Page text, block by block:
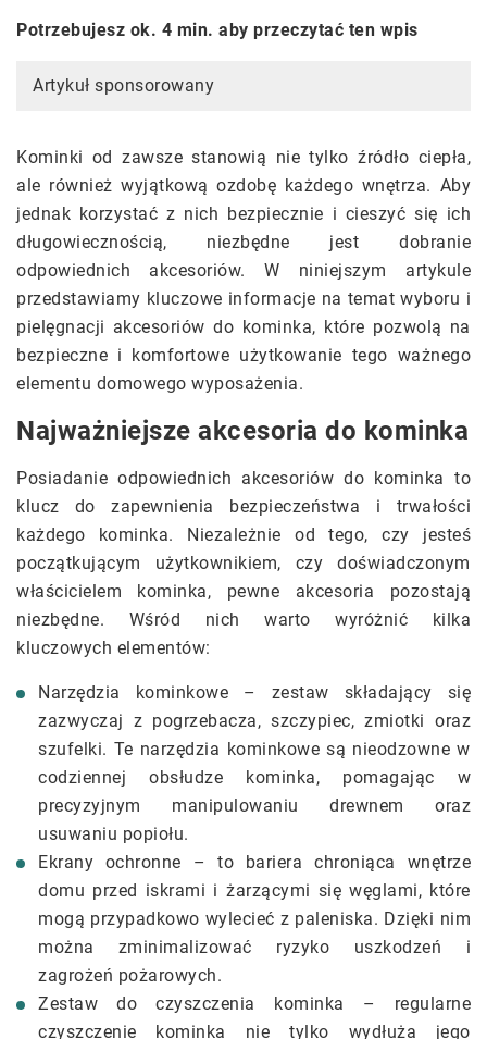
Potrzebujesz ok. 4 min. aby przeczytać ten wpis
Artykuł sponsorowany
Kominki od zawsze stanowią nie tylko źródło ciepła,
ale również wyjątkową ozdobę każdego wnętrza. Aby
jednak korzystać z nich bezpiecznie i cieszyć się ich
długowiecznością, niezbędne jest dobranie
odpowiednich akcesoriów. W niniejszym artykule
przedstawiamy kluczowe informacje na temat wyboru i
pielęgnacji akcesoriów do kominka, które pozwolą na
bezpieczne i komfortowe użytkowanie tego ważnego
elementu domowego wyposażenia.
Najważniejsze akcesoria do kominka
Posiadanie odpowiednich akcesoriów do kominka to
klucz do zapewnienia bezpieczeństwa i trwałości
każdego kominka. Niezależnie od tego, czy jesteś
początkującym użytkownikiem, czy doświadczonym
właścicielem kominka, pewne akcesoria pozostają
niezbędne. Wśród nich warto wyróżnić kilka
kluczowych elementów:
Narzędzia kominkowe – zestaw składający się
zazwyczaj z pogrzebacza, szczypiec, zmiotki oraz
szufelki. Te narzędzia kominkowe są nieodzowne w
codziennej obsłudze kominka, pomagając w
precyzyjnym manipulowaniu drewnem oraz
usuwaniu popiołu.
Ekrany ochronne – to bariera chroniąca wnętrze
domu przed iskrami i żarzącymi się węglami, które
mogą przypadkowo wylecieć z paleniska. Dzięki nim
można zminimalizować ryzyko uszkodzeń i
zagrożeń pożarowych.
Zestaw do czyszczenia kominka – regularne
czyszczenie kominka nie tylko wydłuża jego